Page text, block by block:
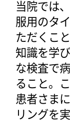
当院では
服用のタ
ただくこ
知識を学
な検査で
ること。
患者さま
リングを